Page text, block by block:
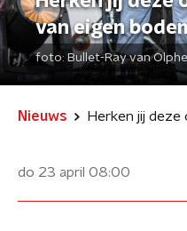
van eigen
foto: Bullet-Ray van
Nieuws
do 23 april 08:00